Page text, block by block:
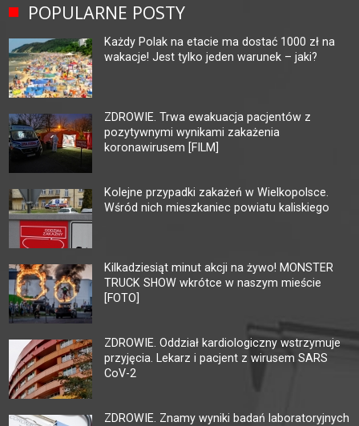
POPULARNE POSTY
Każdy Polak na etacie ma dostać 1000 zł na
wakacje! Jest tylko jeden warunek – jaki?
ZDROWIE. Trwa ewakuacja pacjentów z
pozytywnymi wynikami zakażenia
koronawirusem [FILM]
Kolejne przypadki zakażeń w Wielkopolsce.
Wśród nich mieszkaniec powiatu kaliskiego
Kilkadziesiąt minut akcji na żywo! MONSTER
TRUCK SHOW wkrótce w naszym mieście
[FOTO]
ZDROWIE. Oddział kardiologiczny wstrzymuje
przyjęcia. Lekarz i pacjent z wirusem SARS
CoV-2
ZDROWIE. Znamy wyniki badań laboratoryjnych